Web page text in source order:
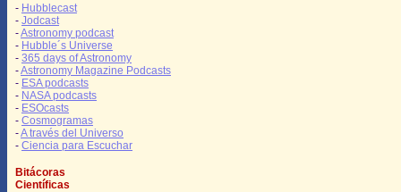
- Hubblecast
- Jodcast
-Astronomy podcast
- Hubble´s Universe
- 365 days of Astronomy
-Astronomy Magazine Podcasts
- ESA podcasts
- NASA podcasts
- ESOcasts
- Cosmogramas
-A través del Universo
- Ciencia para Escuchar
Bitácoras
Científicas